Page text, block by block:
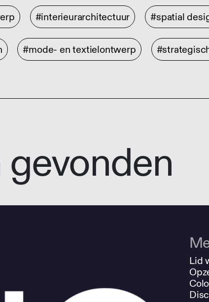
#interieurarchitectuur #spatial
#mode- en textielontwerp
Lid